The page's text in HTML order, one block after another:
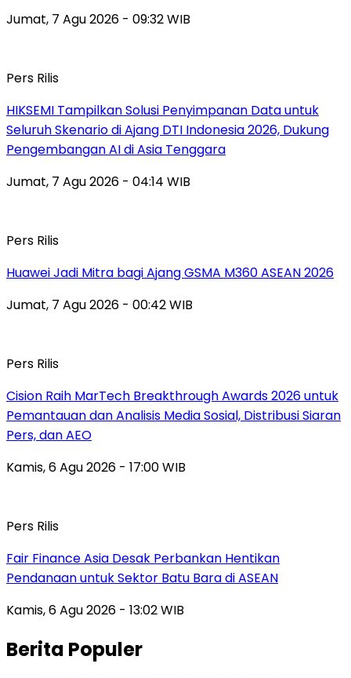
Jumat, 7 Agu 2026 - 09:32 WIB
Pers Rilis
HIKSEMI Tampilkan Solusi Penyimpanan Data untuk
Seluruh Skenario di Ajang DTI Indonesia 2026, Dukung
Pengembangan AI di Asia Tenggara
Jumat, 7 Agu 2026 - 04:14 WIB
Pers Rilis
Huawei Jadi Mitra bagi Ajang GSMA M360 ASEAN 2026
Jumat, 7 Agu 2026 - 00:42 WIB
Pers Rilis
Cision Raih MarTech Breakthrough Awards 2026 untuk
Pemantauan dan Analisis Media Sosial, Distribusi Siaran
Pers, dan AEO
Kamis, 6 Agu 2026 - 17:00 WIB
Pers Rilis
Fair Finance Asia Desak Perbankan Hentikan
Pendanaan untuk Sektor Batu Bara di ASEAN
Kamis, 6 Agu 2026 - 13:02 WIB
Berita Populer